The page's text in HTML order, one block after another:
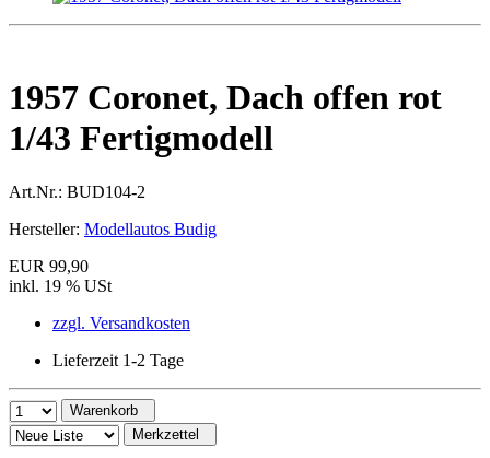
1957 Coronet, Dach offen rot
1/43 Fertigmodell
Art.Nr.: BUD104-2
Hersteller: Modellautos Budig
EUR 99,90
inkl. 19 % USt
zzgl. Versandkosten
Lieferzeit 1-2 Tage
Warenkorb
Merkzettel